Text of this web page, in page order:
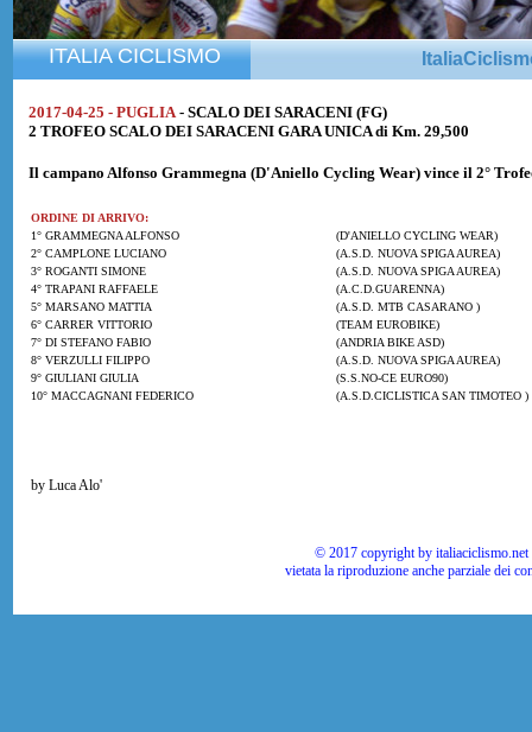
ITALIA CICLISMO
2017-04-25 - PUGLIA - SCALO DEI SARACENI (FG)
2 TROFEO SCALO DEI SARACENI GARA UNICA di Km. 29,500
Il campano Alfonso Grammegna (D'Aniello Cycling Wear) vince il 2°
ORDINE DI ARRIVO:
1° GRAMMEGNA ALFONSO
(D'ANIELLO CYCLING WEAR)
2° CAMPLONE LUCIANO
(A.S.D. NUOVA SPIGA AUREA)
3° ROGANTI SIMONE
(A.S.D. NUOVA SPIGA AUREA)
4° TRAPANI RAFFAELE
(A.C.D.GUARENNA)
5° MARSANO MATTIA
(A.S.D. MTB CASARANO )
6° CARRER VITTORIO
(TEAM EUROBIKE)
7° DI STEFANO FABIO
(ANDRIA BIKE ASD)
8° VERZULLI FILIPPO
(A.S.D. NUOVA SPIGA AUREA)
9° GIULIANI GIULIA
(S.S.NO-CE EURO90)
10° MACCAGNANI FEDERICO
(A.S.D.CICLISTICA SAN TIMOTEO )
by Luca Alo'
© 2017 copyright by
vietata la riproduzione anche parziale dei